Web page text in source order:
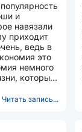
и
навязали
приходит
ведь в
это
немного
который
Читать запись...